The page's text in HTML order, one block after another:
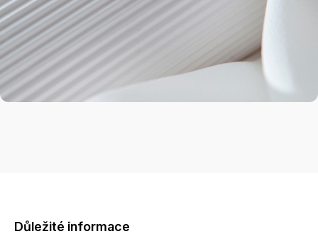
Důležité informace